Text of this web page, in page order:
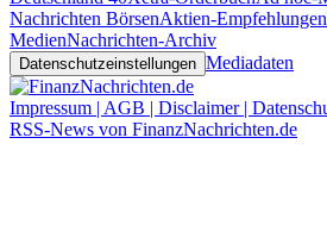
Nachrichten BörsenAktien-Empfehlungen
MedienNachrichten-Archiv
Datenschutzeinstellungen Mediadaten
Impressum | AGB | Disclaimer |
RSS-News von FinanzNachrichten.de